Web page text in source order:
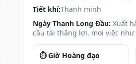
Tiết khí:Thanh minh
Ngày Thanh Long Đầu: Xuất
cầu tài thắng lợi. mọi việc như
⏱️ Giờ Hoàng đạo